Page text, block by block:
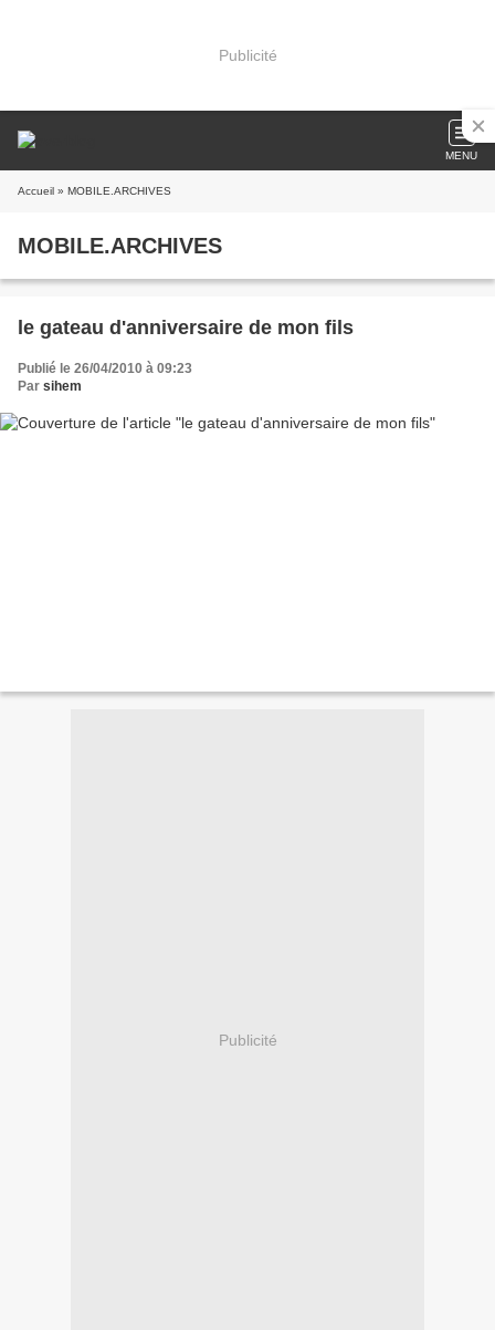
Publicité
MENU
Accueil » MOBILE.ARCHIVES
MOBILE.ARCHIVES
le gateau d'anniversaire de mon fils
Publié le 26/04/2010 à 09:23
Par sihem
Publicité